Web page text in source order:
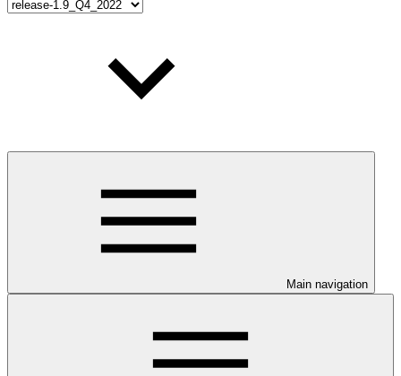
Main navigation